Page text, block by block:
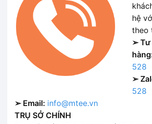
hệ
theo
➢ Tư
528
➢
528
➢ Email: info@mtee.vn
TRỤ SỞ CHÍNH